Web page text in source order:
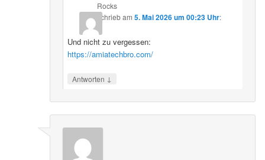
Rocks
schriebam 5. Mai 2026 um 00:23 Uhr:
Und nicht zu vergessen:
https://amiatechbro.com/
Antworten ↓